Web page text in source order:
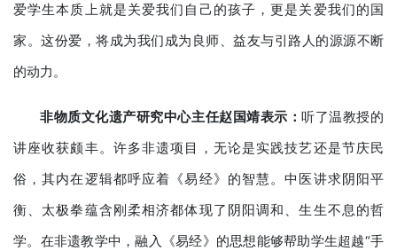
爱学生本质上就是关爱我们自己的孩子，更是关爱我们的国
家。这份爱，将成为我们成为良师、益友与引路人的源源不断
的动力。
非物质文化遗产研究中心主任赵国靖表示：听了温教授的
讲座收获颇丰。许多非遗项目，无论是实践技艺还是节庆民
俗，其内在逻辑都呼应着《易经》的智慧。中医讲求阴阳平
衡、太极拳蕴含刚柔相济都体现了阴阳调和、生生不息的哲
学。在非遗教学中，融入《易经》的思想能够帮助学生超越“手